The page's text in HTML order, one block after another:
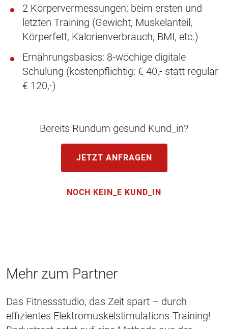
2 Körpervermessungen: beim ersten und
letzten Training (Gewicht, Muskelanteil,
Körperfett, Kalorienverbrauch, BMI, etc.)
Ernährungsbasics: 8-wöchige digitale
Schulung (kostenpflichtig: € 40,- statt regulär
€ 120,-)
Bereits Rundum gesund Kund_in?
JETZT ANFRAGEN
NOCH KEIN_E KUND_IN
Mehr zum Partner
Das Fitnessstudio, das Zeit spart – durch
effizientes Elektromuskelstimulations-Training!